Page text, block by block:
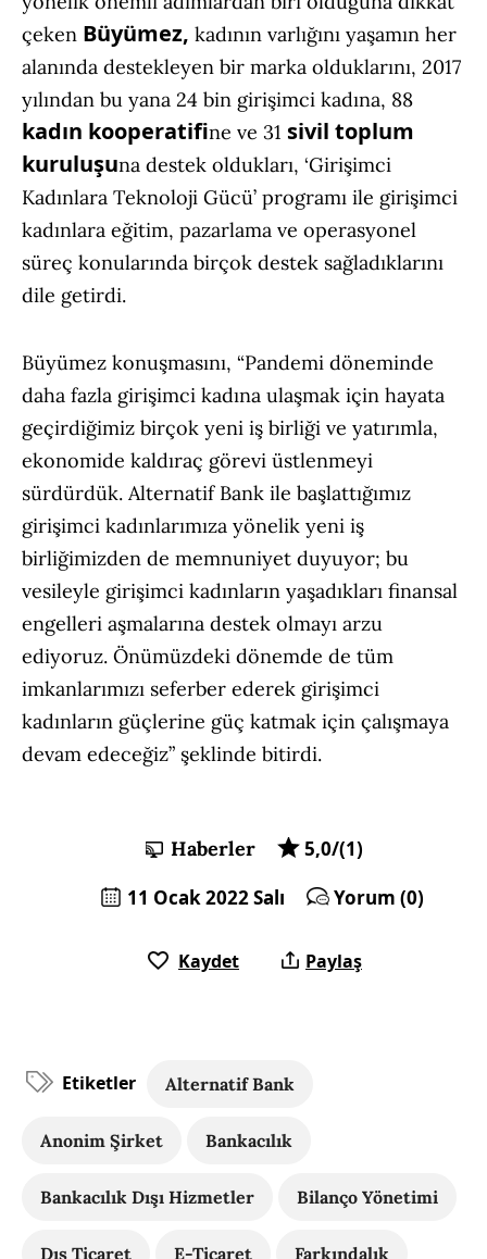
çeken Büyümez, kadının varlığını yaşamın her
alanında destekleyen bir marka olduklarını, 2017
yılından bu yana 24 bin girişimci kadına, 88
kadın kooperatifine ve 31 sivil toplum
kuruluşuna destek oldukları, ‘Girişimci
Kadınlara Teknoloji Gücü’ programı ile girişimci
kadınlara eğitim, pazarlama ve operasyonel
süreç konularında birçok destek sağladıklarını
dile getirdi.
Büyümez konuşmasını, “Pandemi döneminde
daha fazla girişimci kadına ulaşmak için hayata
geçirdiğimiz birçok yeni iş birliği ve yatırımla,
ekonomide kaldıraç görevi üstlenmeyi
sürdürdük. Alternatif Bank ile başlattığımız
girişimci kadınlarımıza yönelik yeni iş
birliğimizden de memnuniyet duyuyor; bu
vesileyle girişimci kadınların yaşadıkları finansal
engelleri aşmalarına destek olmayı arzu
ediyoruz. Önümüzdeki dönemde de tüm
imkanlarımızı seferber ederek girişimci
kadınların güçlerine güç katmak için çalışmaya
devam edeceğiz” şeklinde bitirdi.
Haberler
5,0/(1)
11 Ocak 2022 Salı
Yorum (0)
Kaydet Paylaş
Etiketler Alternatif Bank
Anonim Şirket Bankacılık
Bankacılık Dışı Hizmetler Bilanço Yönetimi
Dış Ticaret E-Ticaret Farkındalık